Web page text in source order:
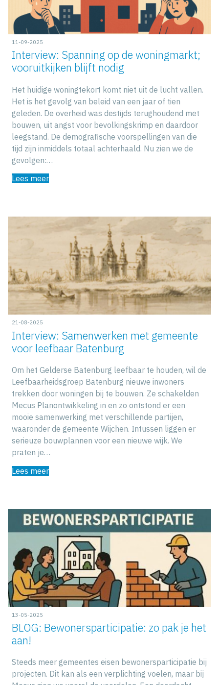
11-09-2025
Interview: Spanning op de woningmarkt;
vooruitkijken blijft nodig
Het huidige woningtekort komt niet uit de lucht vallen.
Het is het gevolg van beleid van een jaar of tien
geleden. De overheid was destijds terughoudend met
bouwen, uit angst voor bevolkingskrimp en daardoor
leegstand. De demografische voorspellingen van die
tijd zijn inmiddels totaal achterhaald. Nu zien we de
gevolgen:…
Lees meer
21-08-2025
Interview: Samenwerken met gemeente
voor leefbaar Batenburg
Om het Gelderse Batenburg leefbaar te houden, wil de
Leefbaarheidsgroep Batenburg nieuwe inwoners
trekken door woningen bij te bouwen. Ze schakelden
Mecus Planontwikkeling in en zo ontstond er een
mooie samenwerking met verschillende partijen,
waaronder de gemeente Wijchen. Intussen liggen er
serieuze bouwplannen voor een nieuwe wijk. We
praten je…
Lees meer
13-05-2025
BLOG: Bewonersparticipatie: zo pak je het
aan!
Steeds meer gemeentes eisen bewonersparticipatie bij
projecten. Dit kan als een verplichting voelen, maar bij